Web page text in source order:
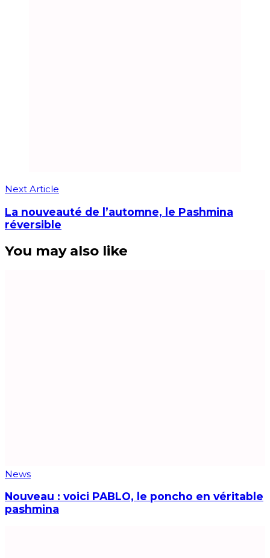
Next Article
La nouveauté de l’automne, le Pashmina
réversible
You may also like
News
Nouveau : voici PABLO, le poncho en véritable
pashmina